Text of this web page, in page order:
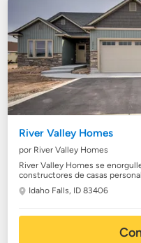
River Valley Homes
por River Valley Homes
River Valley Homes se
constructores de casas
Idaho Falls, ID 83406